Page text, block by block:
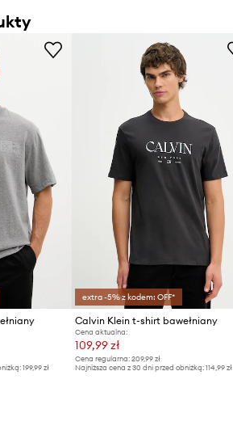
199,99 zł
extra -5% z kodem: OFF*
Calvin Klein t-shirt bawełniany
Cena aktualna:
109,99 zł
Cena regularna:209,99 zł
Najniższa cena z 30 dni przed obniżką:114,99 zł